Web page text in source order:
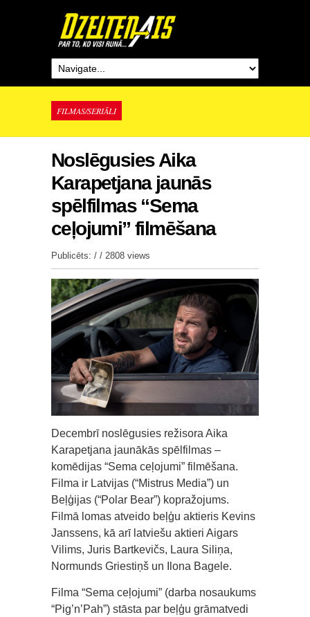
FILMAS/SERIĀLI
Noslēgusies Aika
Karapetjana jaunās
spēlfilmas “Sema
ceļojumi” filmēšana
Publicēts: / / 2808 views
Decembrī noslēgusies režisora Aika
Karapetjana jaunākās spēlfilmas –
komēdijas “Sema ceļojumi” filmēšana.
Filma ir Latvijas (“Mistrus Media”) un
Beļģijas (“Polar Bear”) kopražojums.
Filmā lomas atveido beļģu aktieris Kevins
Janssens, kā arī latviešu aktieri Aigars
Vilims, Juris Bartkevičs, Laura Siliņa,
Normunds Griestiņš un Ilona Bagele.
Filma “Sema ceļojumi” (darba nosaukums
“Pig’n’Pah”) stāsta par beļģu grāmatvedi